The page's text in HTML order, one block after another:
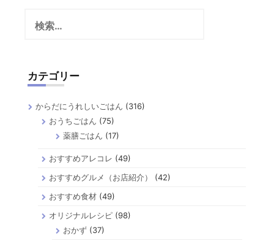
カテゴリー
からだにうれしいごはん (316)
おうちごはん (75)
薬膳ごはん (17)
おすすめアレコレ (49)
おすすめグルメ（お店紹介）
(42)
おすすめ食材 (49)
オリジナルレシピ (98)
おかず(37)